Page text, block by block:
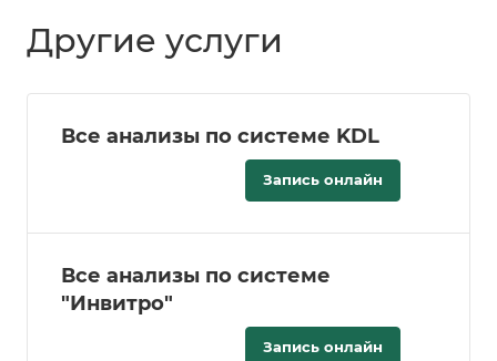
Другие услуги
Все анализы по системе KDL
Запись онлайн
Все анализы по системе
"Инвитро"
Запись онлайн